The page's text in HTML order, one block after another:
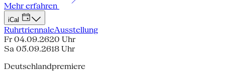
Mehr erfahren
iCal
RuhrtriennaleAusstellung
Fr 04.09.2620 Uhr
Sa 05.09.2618 Uhr
Deutschlandpremiere